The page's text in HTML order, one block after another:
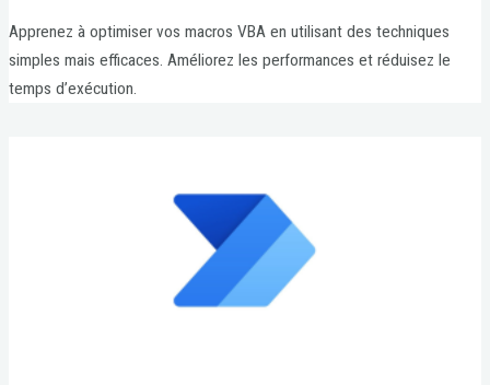
Apprenez à optimiser vos macros VBA en utilisant des techniques
simples mais efficaces. Améliorez les performances et réduisez le
temps d’exécution.